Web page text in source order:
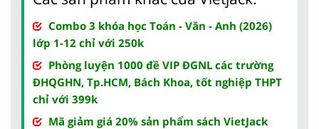
Combo 3 khóa học Toán - Văn - Anh (2026)
lớp 1-12 chỉ với 250k
Phòng luyện 1000 đề VIP ĐGNL các trường
ĐHQGHN, Tp.HCM, Bách Khoa, tốt nghiệp THPT
chỉ với 399k
Mã giảm giá 20% sản phẩm sách VietJack